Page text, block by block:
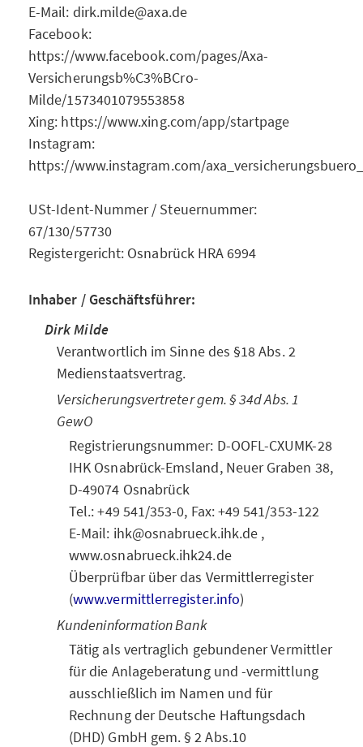
E-Mail: dirk.milde@axa.de
Facebook:
https://www.facebook.com/pages/Axa-
Versicherungsb%C3%BCro-
Milde/1573401079553858
Xing: https://www.xing.com/app/startpage
Instagram:
https://www.instagram.com/
USt-Ident-Nummer / Steuernummer:
67/130/57730
Registergericht: Osnabrück HRA 6994
Inhaber / Geschäftsführer:
Dirk Milde
Verantwortlich im Sinne des §18 Abs. 2
Medienstaatsvertrag.
Versicherungsvertreter gem. § 34d Abs. 1
GewO
Registrierungsnummer: D-OOFL-CXUMK-28
IHK Osnabrück-Emsland, Neuer Graben 38,
D-49074 Osnabrück
Tel.: +49 541/353-0, Fax: +49 541/353-122
E-Mail: ihk@osnabrueck.ihk.de ,
www.osnabrueck.ihk24.de
Überprüfbar über das Vermittlerregister
(www.vermittlerregister.info)
Kundeninformation Bank
Tätig als vertraglich gebundener Vermittler
für die Anlageberatung und -vermittlung
ausschließlich im Namen und für
Rechnung der Deutsche Haftungsdach
(DHD) GmbH gem. § 2 Abs.10